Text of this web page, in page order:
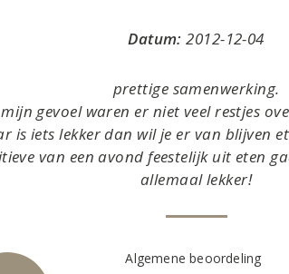
Datum: 2012-12-04
prettige samenwerking.
gevoel waren er niet veel restjes
is iets lekker dan wil je er van blijven
van een avond feestelijk uit eten
allemaal lekker!
Algemene beoordeling